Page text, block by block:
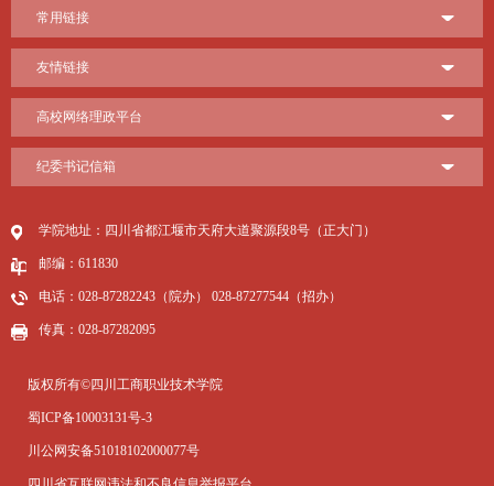
常用链接
友情链接
高校网络理政平台
纪委书记信箱
学院地址：四川省都江堰市天府大道聚源段8号（正大门）
邮编：611830
电话：028-87282243（院办） 028-87277544（招办）
传真：028-87282095
版权所有©四川工商职业技术学院
蜀ICP备10003131号-3
川公网安备51018102000077号